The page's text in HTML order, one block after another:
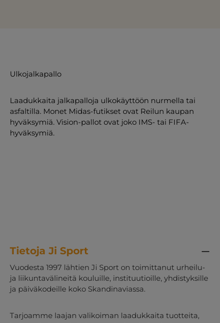
Ulkojalkapallo
Laadukkaita jalkapalloja ulkokäyttöön nurmella tai
asfaltilla. Monet Midas-futikset ovat Reilun kaupan
hyväksymiä. Vision-pallot ovat joko IMS- tai FIFA-
hyväksymiä.
Tietoja Ji Sport
Vuodesta 1997 lähtien Ji Sport on toimittanut urheilu-
ja liikuntavälineitä kouluille, instituutioille, yhdistyksille
ja päiväkodeille koko Skandinaviassa.
Tarjoamme laajan valikoiman laadukkaita tuotteita,